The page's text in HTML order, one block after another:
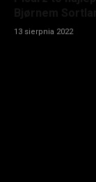
13 sierpnia 2022